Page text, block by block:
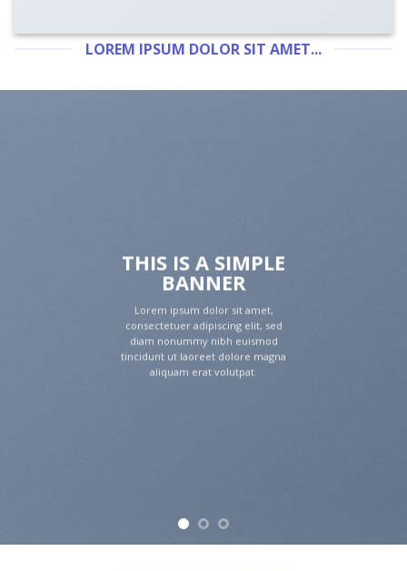
LOREM IPSUM DOLOR SIT AMET...
THIS IS A SIMPLE
BANNER
Lorem ipsum dolor sit amet,
consectetuer adipiscing elit, sed
diam nonummy nibh euismod
tincidunt ut laoreet dolore magna
aliquam erat volutpat.